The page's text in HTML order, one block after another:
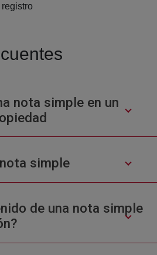
nota simple en un
simple
de una nota simple